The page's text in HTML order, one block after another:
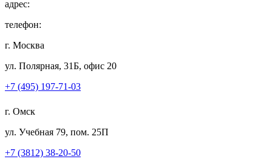
адрес:
телефон:
г. Москва
ул. Полярная, 31Б, офис 20
+7 (495) 197-71-03
г. Омск
ул. Учебная 79, пом. 25П
+7 (3812) 38-20-50